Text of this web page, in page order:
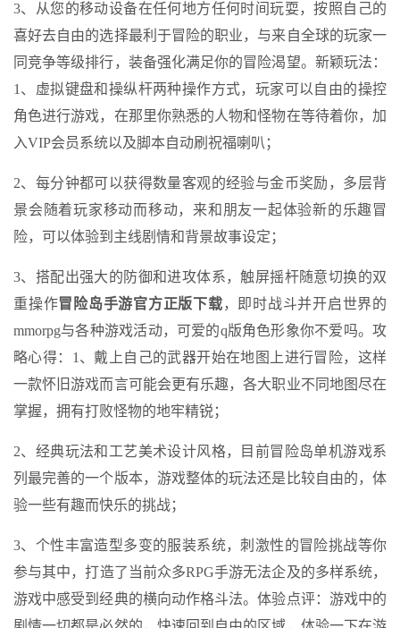
3、从您的移动设备在任何地方任何时间玩耍，按照自己的
喜好去自由的选择最利于冒险的职业，与来自全球的玩家一
同竞争等级排行，装备强化满足你的冒险渴望。新颖玩法：
1、虚拟键盘和操纵杆两种操作方式，玩家可以自由的操控
角色进行游戏，在那里你熟悉的人物和怪物在等待着你，加
入VIP会员系统以及脚本自动刷祝福喇叭；
2、每分钟都可以获得数量客观的经验与金币奖励，多层背
景会随着玩家移动而移动，来和朋友一起体验新的乐趣冒
险，可以体验到主线剧情和背景故事设定；
3、搭配出强大的防御和进攻体系，触屏摇杆随意切换的双
重操作冒险岛手游官方正版下载，即时战斗并开启世界的
mmorpg与各种游戏活动，可爱的q版角色形象你不爱吗。攻
略心得：1、戴上自己的武器开始在地图上进行冒险，这样
一款怀旧游戏而言可能会更有乐趣，各大职业不同地图尽在
掌握，拥有打败怪物的地牢精锐；
2、经典玩法和工艺美术设计风格，目前冒险岛单机游戏系
列最完善的一个版本，游戏整体的玩法还是比较自由的，体
验一些有趣而快乐的挑战；
3、个性丰富造型多变的服装系统，刺激性的冒险挑战等你
参与其中，打造了当前众多RPG手游无法企及的多样系统，
游戏中感受到经典的横向动作格斗法。体验点评：游戏中的